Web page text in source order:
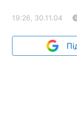
19:26, 30.11.04